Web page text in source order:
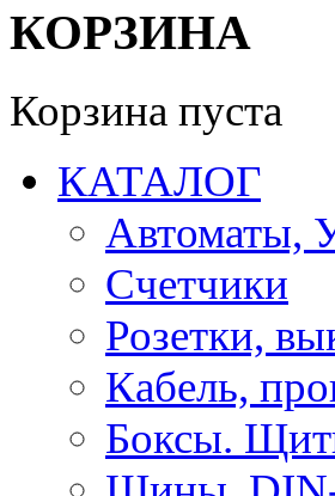
КОРЗИНА
Корзина пуста
КАТАЛОГ
Автоматы,
Счетчики
Розетки,
Кабель,
Боксы.